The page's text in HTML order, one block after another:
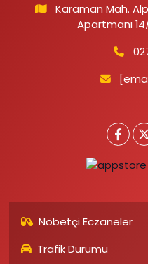
Karaman Mah.
Apartmanı
Nöbetçi Eczaneler
Trafik Durumu